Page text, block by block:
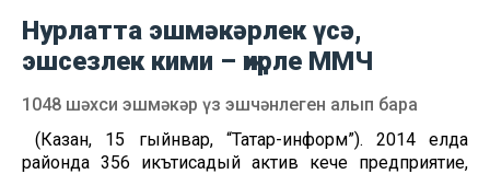
Нурлатта эшмәкәрлек үсә,
эшсезлек кими – җирле ММЧ
1048 шәхси эшмәкәр үз эшчәнлеген алып бара
(Казан, 15 гыйнвар, “Татар-информ”). 2014 елда
районда 356 икътисадый актив кече предприятие,